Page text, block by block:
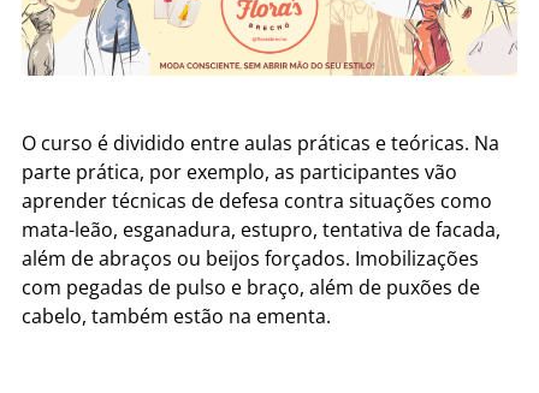
O curso é dividido entre aulas práticas e teóricas. Na
parte prática, por exemplo, as participantes vão
aprender técnicas de defesa contra situações como
mata-leão, esganadura, estupro, tentativa de facada,
além de abraços ou beijos forçados. Imobilizações
com pegadas de pulso e braço, além de puxões de
cabelo, também estão na ementa.